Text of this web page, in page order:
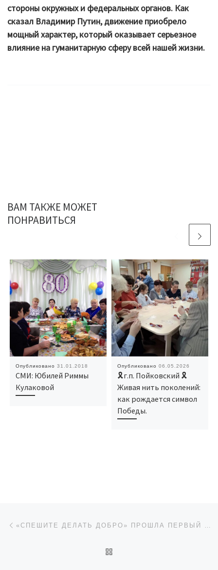
стороны окружных и федеральных органов. Как
сказал Владимир Путин, движение приобрело
мощный характер, который оказывает серьезное
влияние на гуманитарную сферу всей нашей жизни.
ВАМ ТАКЖЕ МОЖЕТ
ПОНРАВИТЬСЯ
Опубликовано 31.01.2018
СМИ: Юбилей Риммы
Кулаковой
Опубликовано 06.05.2026
🎗г.п. Пойковский 🎗
Живая нить поколений:
как рождается символ
Победы.
Навигация по записям